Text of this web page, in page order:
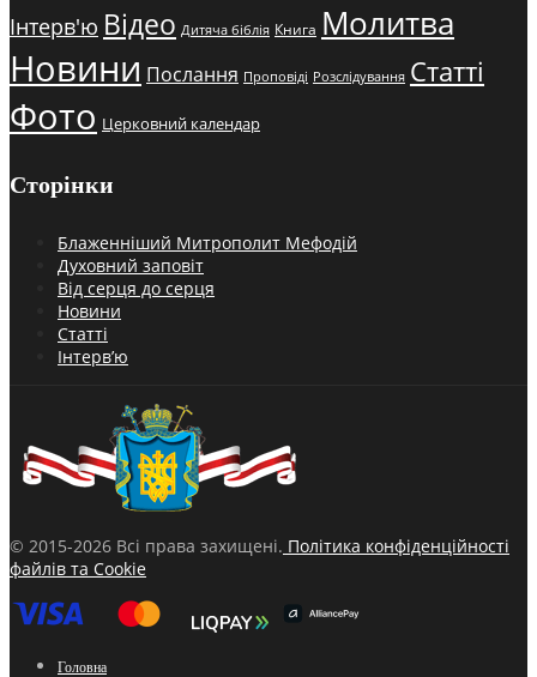
Інтерв'ю Відео Дитяча біблія Книга Молитва
Новини Послання Проповіді Розслідування Статті
Фото Церковний календар
Сторінки
Блаженніший Митрополит Мефодій
Духовний заповіт
Від серця до серця
Новини
Статті
Інтерв’ю
© 2015-2026 Всі права захищені. Політика конфіденційності
файлів та Cookie
Головна